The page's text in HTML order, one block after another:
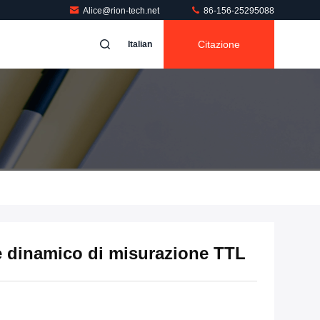
Alice@rion-tech.net 86-156-25295088
Italian Citazione
dinamico di misurazione TTL